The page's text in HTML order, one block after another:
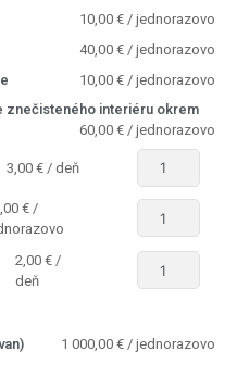
10,00€/ jednorazovo
40,00€/ jednorazovo
10,00€/ jednorazovo
znečisteného interiéru okrem
60,00€/ jednorazovo
3,00€/ deň
€/
2,00€/
deň
1 000,00€/ jednorazovo